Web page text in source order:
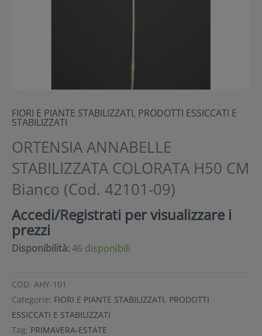
FIORI E PIANTE STABILIZZATI, PRODOTTI ESSICCATI E
STABILIZZATI
ORTENSIA ANNABELLE
STABILIZZATA COLORATA H50 CM
Bianco (Cod. 42101-09)
Accedi/Registrati per visualizzare i
prezzi
Disponibilità:46 disponibili
COD: AHY-101
Categorie: FIORI E PIANTE STABILIZZATI, PRODOTTI
ESSICCATI E STABILIZZATI
Tag: PRIMAVERA-ESTATE